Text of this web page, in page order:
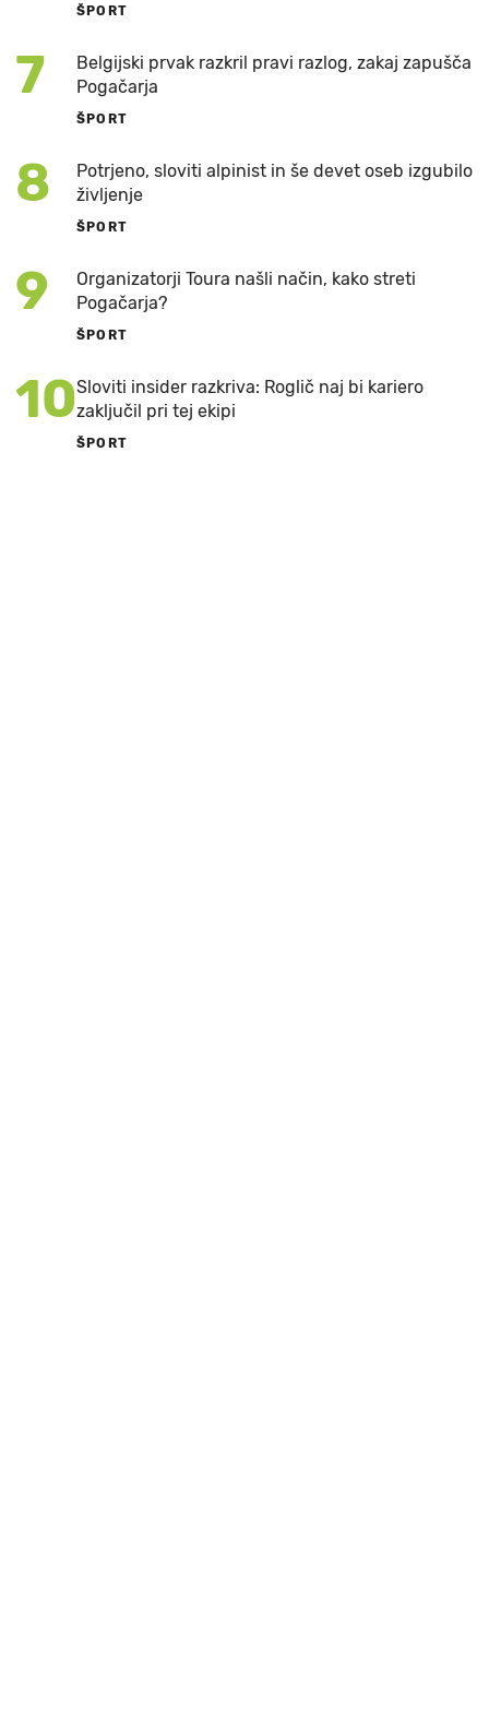
ŠPORT
7
Belgijski prvak razkril pravi razlog, zakaj zapušča
Pogačarja
ŠPORT
8
Potrjeno, sloviti alpinist in še devet oseb izgubilo
življenje
ŠPORT
9
Organizatorji Toura našli način, kako streti
Pogačarja?
ŠPORT
10Sloviti insider razkriva: Roglič naj bi kariero
zaključil pri tej ekipi
ŠPORT